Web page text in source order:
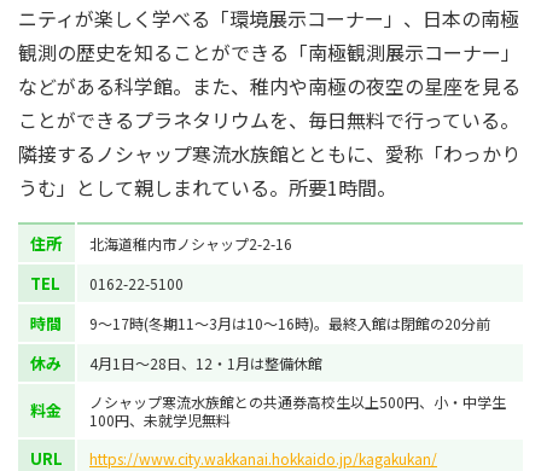
ニティが楽しく学べる「環境展示コーナー」、日本の南極
観測の歴史を知ることができる「南極観測展示コーナー」
などがある科学館。また、稚内や南極の夜空の星座を見る
ことができるプラネタリウムを、毎日無料で行っている。
隣接するノシャップ寒流水族館とともに、愛称「わっかり
うむ」として親しまれている。所要1時間。
住所 北海道稚内市ノシャップ2-2-16
TEL 0162-22-5100
時間 9～17時(冬期11～3月は10～16時)。最終入館は閉館の20分前
休み 4月1日～28日、12・1月は整備休館
料金
ノシャップ寒流水族館との共通券高校生以上500円、小・中学生
100円、未就学児無料
URL https://www.city.wakkanai.hokkaido.jp/kagakukan/